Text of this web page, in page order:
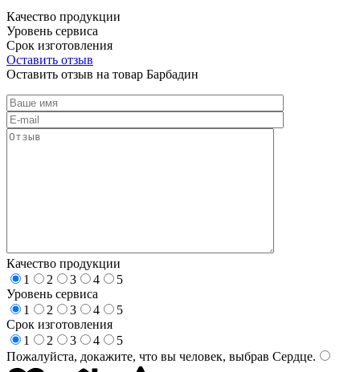
Качество продукции
Уровень сервиса
Срок изготовления
Оставить отзыв
Оставить отзыв на товар Барбадин
Качество продукции
1
2 3 4
5
Уровень сервиса
1
2 3 4
5
Срок изготовления
1
2 3 4
5
Пожалуйста, докажите, что вы человек, выбрав Сердце.